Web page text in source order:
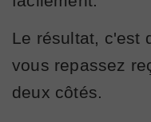
Le résultat, c'est
vous repassez
deux côtés.